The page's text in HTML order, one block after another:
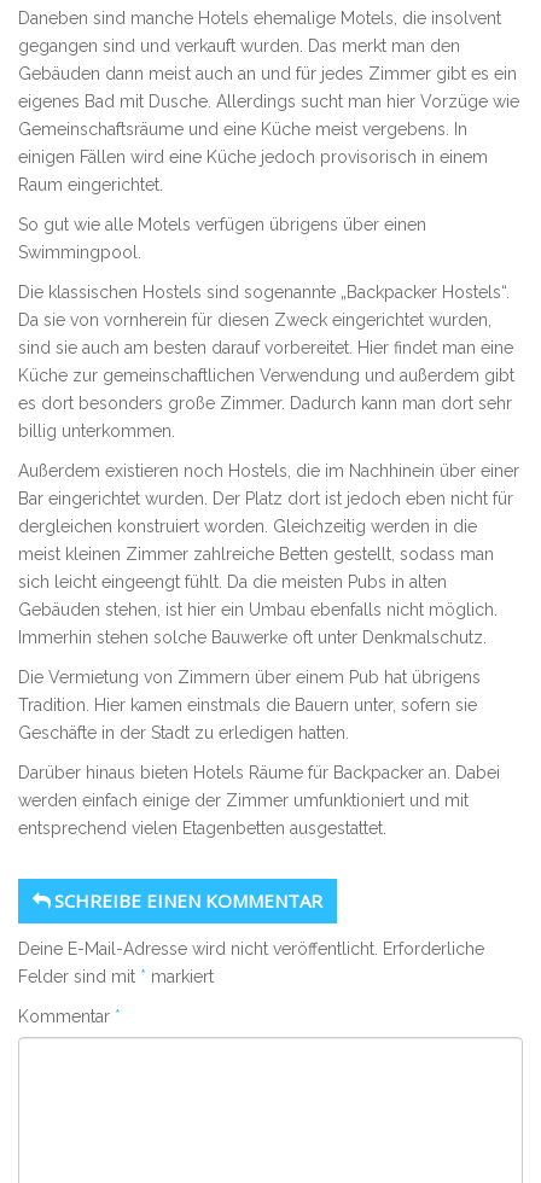
Daneben sind manche Hotels ehemalige Motels, die insolvent
gegangen sind und verkauft wurden. Das merkt man den
Gebäuden dann meist auch an und für jedes Zimmer gibt es ein
eigenes Bad mit Dusche. Allerdings sucht man hier Vorzüge wie
Gemeinschaftsräume und eine Küche meist vergebens. In
einigen Fällen wird eine Küche jedoch provisorisch in einem
Raum eingerichtet.
So gut wie alle Motels verfügen übrigens über einen
Swimmingpool.
Die klassischen Hostels sind sogenannte „Backpacker Hostels“.
Da sie von vornherein für diesen Zweck eingerichtet wurden,
sind sie auch am besten darauf vorbereitet. Hier findet man eine
Küche zur gemeinschaftlichen Verwendung und außerdem gibt
es dort besonders große Zimmer. Dadurch kann man dort sehr
billig unterkommen.
Außerdem existieren noch Hostels, die im Nachhinein über einer
Bar eingerichtet wurden. Der Platz dort ist jedoch eben nicht für
dergleichen konstruiert worden. Gleichzeitig werden in die
meist kleinen Zimmer zahlreiche Betten gestellt, sodass man
sich leicht eingeengt fühlt. Da die meisten Pubs in alten
Gebäuden stehen, ist hier ein Umbau ebenfalls nicht möglich.
Immerhin stehen solche Bauwerke oft unter Denkmalschutz.
Die Vermietung von Zimmern über einem Pub hat übrigens
Tradition. Hier kamen einstmals die Bauern unter, sofern sie
Geschäfte in der Stadt zu erledigen hatten.
Darüber hinaus bieten Hotels Räume für Backpacker an. Dabei
werden einfach einige der Zimmer umfunktioniert und mit
entsprechend vielen Etagenbetten ausgestattet.
SCHREIBE EINEN KOMMENTAR
Deine E-Mail-Adresse wird nicht veröffentlicht. Erforderliche
Felder sind mit * markiert
Kommentar *